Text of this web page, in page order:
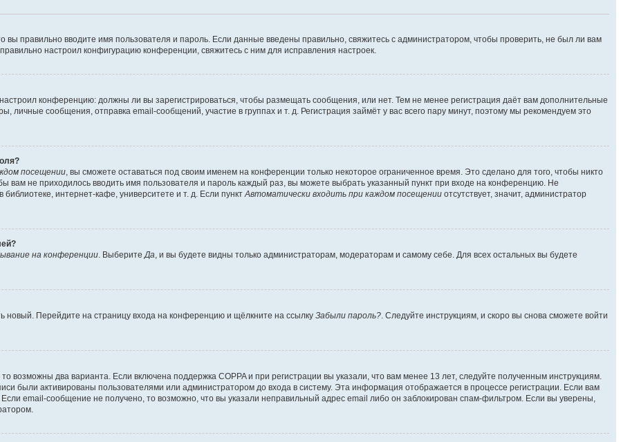
вы правильно вводите имя пользователя и пароль. Если данные введены правильно, свяжитесь с администратором, чтобы проверить, не был ли вам
настроил конфигурацию конференции, свяжитесь с ним для исправления настроек.
конференцию: должны ли вы зарегистрироваться, чтобы размещать сообщения, или нет. Тем не менее регистрация даёт вам дополнительные
сообщения, отправка email-сообщений, участие в группах и т. д. Регистрация займёт у вас всего пару минут, поэтому мы рекомендуем это
посещении , вы сможете оставаться под своим именем на конференции только некоторое ограниченное время. Это сделано для того, чтобы никто
вам не приходилось вводить имя пользователя и пароль каждый раз, вы можете выбрать указанный пункт при входе на конференцию. Не
интернет-кафе, университете и т. д. Если пункт Автоматически входить при каждом посещении отсутствует, значит, администратор
на конференции . Выберите Да , и вы будете видны только администраторам, модераторам и самому себе. Для всех остальных вы будете
новый. Перейдите на страницу входа на конференцию и щёлкните на ссылку Забыли пароль? . Следуйте инструкциям, и скоро вы снова сможете войти
возможны два варианта. Если включена поддержка COPPA и при регистрации вы указали, что вам менее 13 лет, следуйте полученным инструкциям.
были активированы пользователями или администратором до входа в систему. Эта информация отображается в процессе регистрации. Если вам
email-сообщение не получено, то возможно, что вы указали неправильный адрес email либо он заблокирован спам-фильтром. Если вы уверены,